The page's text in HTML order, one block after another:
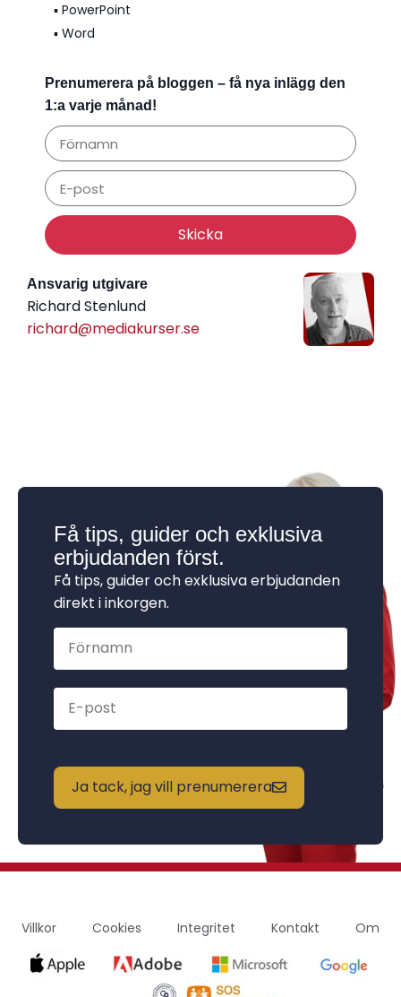
▪️ PowerPoint
▪️ Word
Prenumerera på bloggen – få nya inlägg den
1:a varje månad!
Skicka
Ansvarig utgivare
Richard Stenlund
richard@mediakurser.se
Få tips, guider och exklusiva
erbjudanden först.
Få tips, guider och exklusiva erbjudanden
direkt i inkorgen.
Ja tack, jag vill prenumerera
Villkor Cookies Integritet Kontakt Om